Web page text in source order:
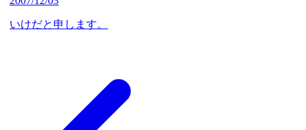
いけだと申します。